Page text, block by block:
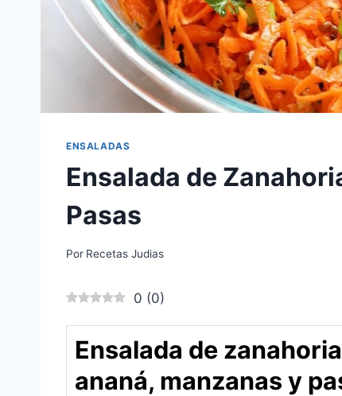
ENSALADAS
Ensalada de
Pasas
Por Recetas Judias
0 (0)
Ensalada de
ananá, manzanas y